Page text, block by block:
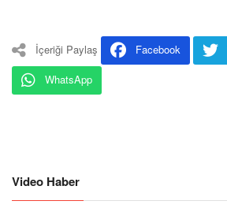
İçeriği Paylaş Facebook
WhatsApp
Video Haber